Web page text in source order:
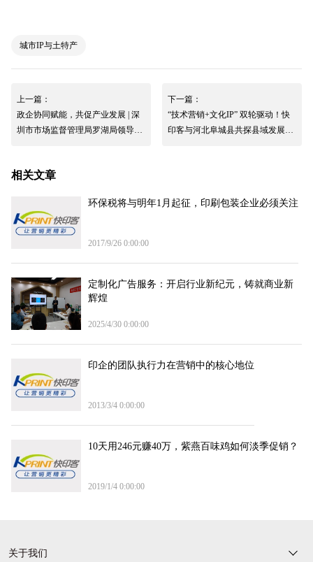
城市IP与土特产
上一篇：
政企协同赋能，共促产业发展 | 深
圳市市场监督管理局罗湖局领导一
下一篇：
“技术营销+文化IP” 双轮驱动！快
印客与河北阜城县共探县域发展新
相关文章
环保税将与明年1月起征，印刷包装企业必须关注
2017/9/26 0:00:00
定制化广告服务：开启行业新纪元，铸就商业新
辉煌
2025/4/30 0:00:00
印企的团队执行力在营销中的核心地位
2013/3/4 0:00:00
10天用246元赚40万，紫燕百味鸡如何淡季促销？
2019/1/4 0:00:00
关于我们